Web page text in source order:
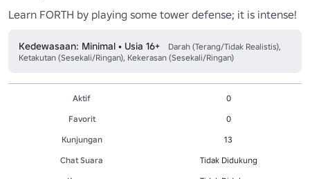
Learn FORTH by playing some tower defense; it is intense!
Kedewasaan: Minimal • Usia 16+
Darah (Terang/Tidak Realistis),
Ketakutan (Sesekali/Ringan), Kekerasan (Sesekali/Ringan)
Aktif
0
Favorit
0
Kunjungan
13
Chat Suara
Tidak Didukung